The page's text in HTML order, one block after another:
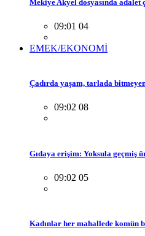
Mekiye Akyel dosyasında adalet
09:01 04
EMEK/EKONOMİ
Çadırda yaşam, tarlada
09:02 08
Gıdaya erişim: Yoksula geçmiş
09:02 05
Kadınlar her mahallede komün